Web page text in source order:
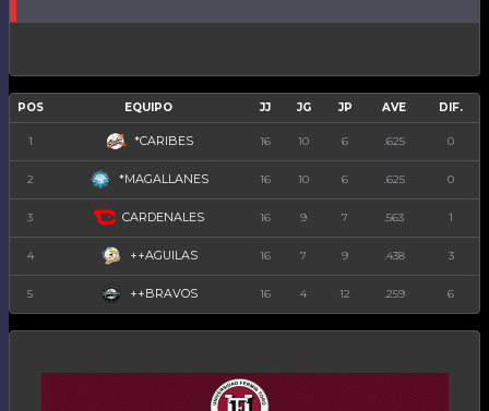
POS EQUIPO JJ JG JP AVE DIF.
1 *CARIBES 16 10 6 .625 0
2 *MAGALLANES 16 10 6 .625 0
3 CARDENALES 16 9 7 .563 1
4 ++AGUILAS 16 7 9 .438 3
5 ++BRAVOS 16 4 12 .259 6